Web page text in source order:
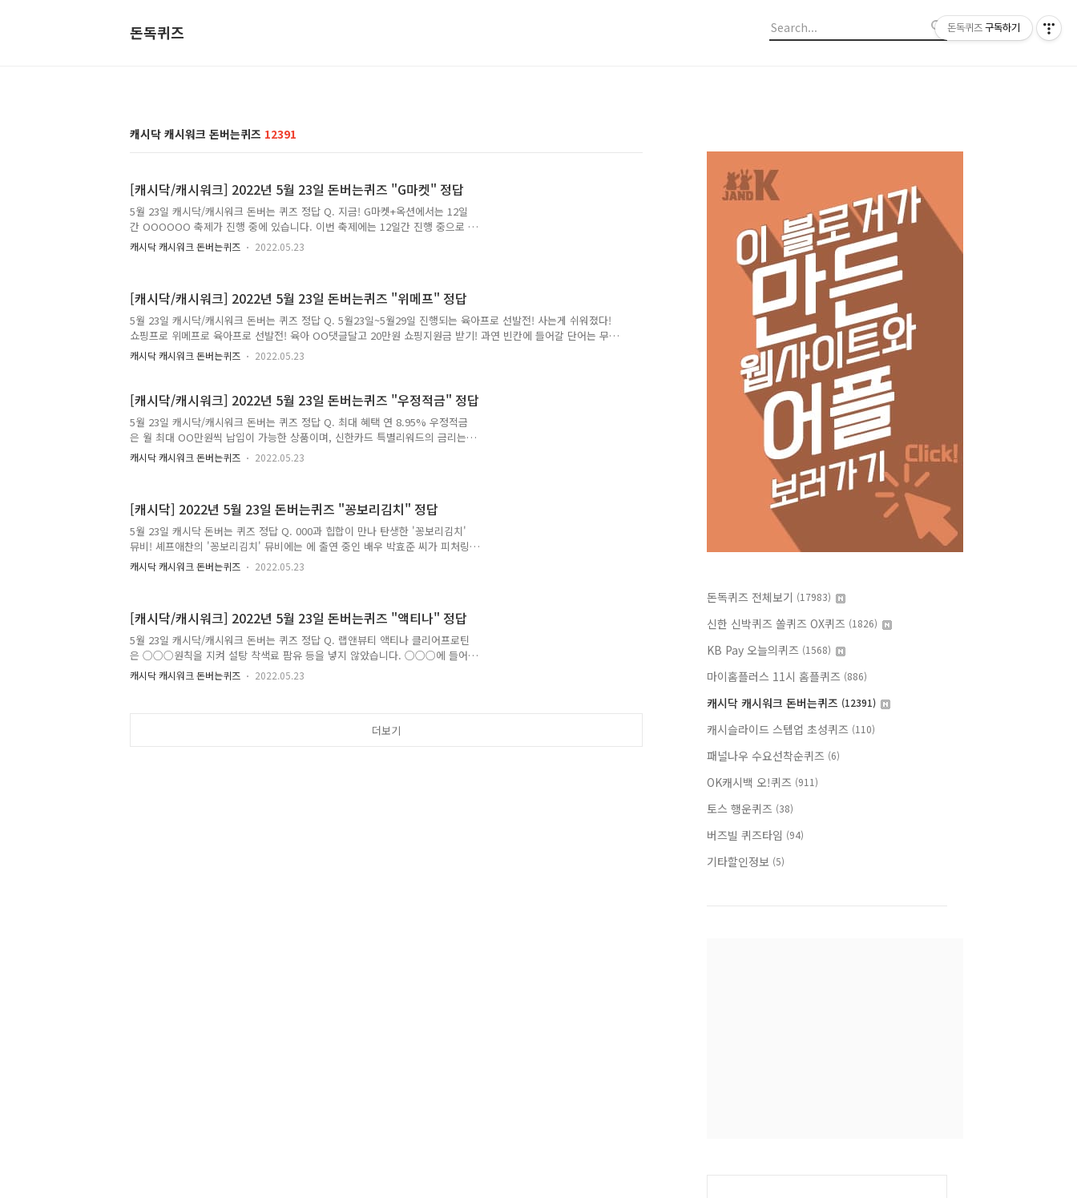
돈독퀴즈
캐시닥 캐시워크 돈버는퀴즈 12391
[캐시닥/캐시워크] 2022년 5월 23일 돈버는퀴즈 "G마켓" 정답
5월 23일 캐시닥/캐시워크 돈버는 퀴즈 정답 Q. 지금! G마켓+옥션에서는 12일
간 OOOOOO 축제가 진행 중에 있습니다. 이번 축제에는 12일간 진행 중으로 4
일에 한번 최대 쿠폰 8장(최대 70만원 쿠폰할인)을 받을 수있다고 합니다. 역대
급 혜택에 다양한 브랜드 모두 초특가로 진행 중인 이 캠페인 이름은 무엇일까
시할인이 가능합니다. 00에 들어갈 단어는 무엇일까요? (초성힌트 :ㅅㅅ) 정답은
[ 삼성 ] Q. 지금 G마켓+옥션에서는 역대급 할인 잔치인 OOOOOO 축제가 12일
간 진행 중에 있습니다. 이번 축제에는 4일에 한번 최대 쿠폰..
캐시닥 캐시워크 돈버는퀴즈 2022.05.23
[캐시닥/캐시워크] 2022년 5월 23일 돈버는퀴즈 "위메프" 정답
5월 23일 캐시닥/캐시워크 돈버는 퀴즈 정답 Q. 5월23일~5월29일 진행되는 육아프로 선발전! 사는게 쉬워졌다!
쇼핑프로 위메프로 육아프로 선발전! 육아 OO댓글달고 20만원 쇼핑지원금 받기! 과연 빈칸에 들어갈 단어는 무
엇일까요? 정답은 [ 꿀팁 ] Q. 5월23일~5월29일 진행되는 육아프로 선발전! 사는게 쉬워졌다! 쇼핑프로 위메프로
육아프로 선발전! 육아 꿀팁 댓글달고 육아준프로가 되면 OOOO 쇼핑지원금을 드립니다! 과연 빈칸에 들어갈 단
쉬워졌다! 쇼핑프로 위메프로 육아프로 선발전! 5만원 이상 구매 시 베이비위크 장바구니 'OO'% 쿠폰 드립니다!
과연 빈칸에 들어..
캐시닥 캐시워크 돈버는퀴즈 2022.05.23
[캐시닥/캐시워크] 2022년 5월 23일 돈버는퀴즈 "우정적금" 정답
5월 23일 캐시닥/캐시워크 돈버는 퀴즈 정답 Q. 최대 혜택 연 8.95% 우정적금
은 월 최대 OO만원씩 납입이 가능한 상품이며, 신한카드 특별리워드의 금리는
6. 6%입니다. OO에 들어갈 숫자는 무엇일까요? 정답은 [ 30 ] Q. 최대 연
8.95% 혜택을 받을 수 있는 우정적금은 가입대상 고객이 신한카드(Deep
정답은 [ 3 ] Q. 최대 연 8.95% 혜택을 받을 수 있는 우정적금의 특별리워드를
받는 조건은 직전 6개월 동안 신한카드(신용)사용 이력이 없는 고객이 적금 가입
월 +3개월까지 대상카드로 OO만원 이상 사용하는 것입..
캐시닥 캐시워크 돈버는퀴즈 2022.05.23
[캐시닥] 2022년 5월 23일 돈버는퀴즈 "꽁보리김치" 정답
5월 23일 캐시닥 돈버는 퀴즈 정답 Q. 000과 힙합이 만나 탄생한 '꽁보리김치'
뮤비! 셰프애찬의 '꽁보리김치' 뮤비에는 에 출연 중인 배우 박효준 씨가 피처링
으로 참여를 하였는데요 버거형의 감탄을 불러일으킨 아삭한 식감의 새콤하고
매콤칼칼한 꽁보리김치로 입안의 개운함을 느껴보세요! (힌트 : ㄱㅊㅅ) 정답은 [
리는 통곡물중에서도 OOOO를 비롯한 가장 많은 영양소가 들어있어 건강하며,
더욱 풍부한 맛을 느끼실 수 있습니다. (힌트 : ㅅㅇㅅㅇ) 정답은 [ 식이섬유 ] 저
는 캐시닥/캐시위크의 퀴즈의 정답을 최대한 빠르고 정확하게 포스팅해볼까 합..
캐시닥 캐시워크 돈버는퀴즈 2022.05.23
[캐시닥/캐시워크] 2022년 5월 23일 돈버는퀴즈 "액티나" 정답
5월 23일 캐시닥/캐시워크 돈버는 퀴즈 정답 Q. 랩앤뷰티 액티나 클리어프로틴
은 ○○○원칙을 지켜 설탕 착색료 팜유 등을 넣지 않았습니다. ○○○에 들어
갈 단어는 무엇일까요? (초성 ㅁㅊㄱ) 정답은 [ 무첨가 ] Q. 랩앤뷰티 액티나 클
리어프로틴은 필수아미노산 ○종이 함유된 단백질입니다. ○에 들어갈 숫자는 무
일까요? (초성 ㅂㅌㅁ) 정답은 [ 비타민 ] Q. 랩앤뷰티 액티나 클리어프로틴은 가
캐시닥 캐시워크 돈버는퀴즈 2022.05.23
더보기
돈독퀴즈 전체보기 (17983)
신한 신박퀴즈 쏠퀴즈 OX퀴즈 (1826)
KB Pay 오늘의퀴즈 (1568)
마이홈플러스 11시 홈플퀴즈 (886)
캐시닥 캐시워크 돈버는퀴즈 (12391)
캐시슬라이드 스텝업 초성퀴즈 (110)
패널나우 수요선착순퀴즈 (6)
OK캐시백 오!퀴즈 (911)
토스 행운퀴즈 (38)
버즈빌 퀴즈타임 (94)
기타할인정보 (5)
돈독퀴즈 구독하기